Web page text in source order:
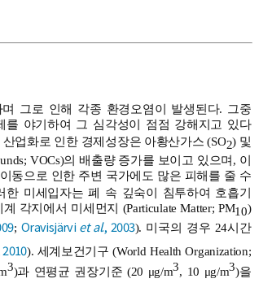
그로 인해 각종 환경오염이 발생된다. 그중
야기하여 그 심각성이 점점 강해지고 있다
업화로 인한 경제성장은 아황산가스 (SO2) 및
VOCs)의 배출량 증가를 보이고 있으며, 이
동으로 인한 주변 국가에도 많은 피해를 줄 수
한 미세입자는 폐 속 깊숙이 침투하여 호흡기
각지에서 미세먼지 (Particulate Matter; PM10)
; Oravisjärviet al., 2003). 미국의 경우 24시간
2010). 세계보건기구 (World Health Organization;
3)과 연평균 권장기준 (20 μg/m3, 10 μg/m3)을